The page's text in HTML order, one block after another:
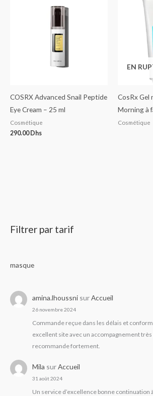
Filtrer par tarif
masque
amina.lhoussni surAccueil
26 novembre 2024
Commande reçue dans les délais et
excellent site avec un accompagnement
recommande fortement.
Mila surAccueil
31 août 2024
Un service d’excellence bonne continuation
COSRX Advanced Snail Peptide
Eye Cream – 25 ml
Cosmétique
290.00 Dhs
EN
CosRx
Morning à
Cosmétique